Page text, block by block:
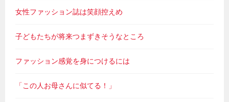
女性ファッション誌は笑顔控えめ
子どもたちが将来つまずきそうなところ
ファッション感覚を身につけるには
「この人お母さんに似てる！」